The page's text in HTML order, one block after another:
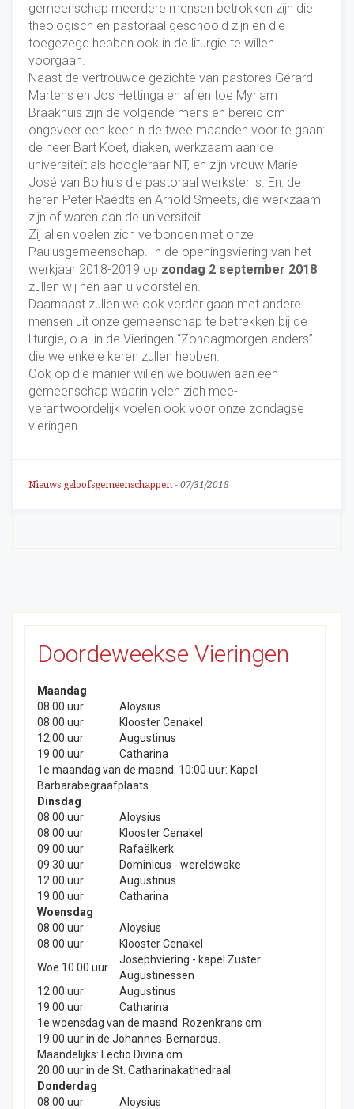
gemeenschap meerdere mensen betrokken zijn die
theologisch en pastoraal geschoold zijn en die
toegezegd hebben ook in de liturgie te willen
voorgaan.
Naast de vertrouwde gezichte van pastores Gérard
Martens en Jos Hettinga en af en toe Myriam
Braakhuis zijn de volgende mens en bereid om
ongeveer een keer in de twee maanden voor te gaan:
de heer Bart Koet, diaken, werkzaam aan de
universiteit als hoogleraar NT, en zijn vrouw Marie-
José van Bolhuis die pastoraal werkster is. En: de
heren Peter Raedts en Arnold Smeets, die werkzaam
zijn of waren aan de universiteit.
Zij allen voelen zich verbonden met onze
Paulusgemeenschap. In de openingsviering van het
werkjaar 2018-2019 op zondag 2 september 2018
zullen wij hen aan u voorstellen.
Daarnaast zullen we ook verder gaan met andere
mensen uit onze gemeenschap te betrekken bij de
liturgie, o.a. in de Vieringen “Zondagmorgen anders”
die we enkele keren zullen hebben.
Ook op die manier willen we bouwen aan een
gemeenschap waarin velen zich mee-
verantwoordelijk voelen ook voor onze zondagse
vieringen.
Nieuws geloofsgemeenschappen - 07/31/2018
Doordeweekse Vieringen
Maandag
08.00 uur
Aloysius
08.00 uur
Klooster Cenakel
12.00 uur
Augustinus
19.00 uur
Catharina
1e maandag van de maand: 10:00 uur: Kapel
Barbarabegraafplaats
Dinsdag
08.00 uur
Aloysius
08.00 uur
Klooster Cenakel
09.00 uur
Rafaëlkerk
09.30 uur
Dominicus - wereldwake
12.00 uur
Augustinus
19.00 uur
Catharina
Woensdag
08.00 uur
Aloysius
08.00 uur
Klooster Cenakel
Woe 10.00 uur
Josephviering - kapel Zuster
Augustinessen
12.00 uur
Augustinus
19.00 uur
Catharina
1e woensdag van de maand: Rozenkrans om
19.00 uur in de Johannes-Bernardus.
Maandelijks: Lectio Divina om
20.00 uur in de St. Catharinakathedraal.
Donderdag
08.00 uur
Aloysius